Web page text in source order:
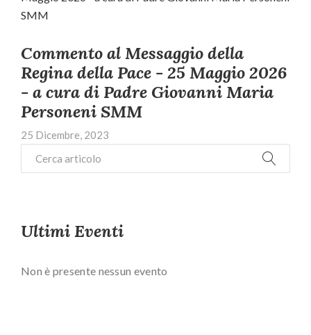
Commento al Messaggio della
Regina della Pace - 25 Maggio 2026
- a cura di Padre Giovanni Maria
Personeni SMM
25 Dicembre, 2023
Ultimi Eventi
Non è presente nessun evento